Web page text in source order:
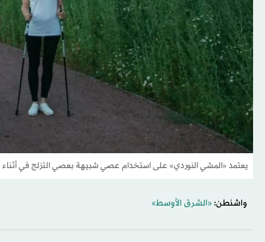
يعتمد «المشي النوردي» على استخدام عصي شبيهة بعصي التزلج في
واشنطن: «الشرق الأوسط»